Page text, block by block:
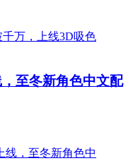
至冬新角色中文配